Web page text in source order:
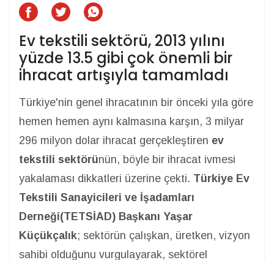
Ev tekstili sektörü, 2013 yılını
yüzde 13.5 gibi çok önemli bir
ihracat artışıyla tamamladı
Türkiye'nin genel ihracatının bir önceki yıla göre
hemen hemen aynı kalmasına karşın, 3 milyar
296 milyon dolar ihracat gerçekleştiren ev
tekstili sektörünün, böyle bir ihracat ivmesi
yakalaması dikkatleri üzerine çekti. Türkiye Ev
Tekstili Sanayicileri ve İşadamları
Derneği(TETSİAD) Başkanı Yaşar
Küçükçalık; sektörün çalışkan, üretken, vizyon
sahibi olduğunu vurgulayarak, sektörel